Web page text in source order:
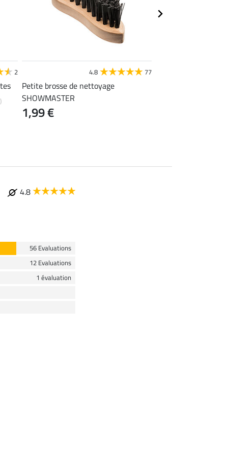
2 4.8 77
Petite brosse de nettoyage
SHOWMASTER
1,99 €
4.8
56 Evaluations
12 Evaluations
1 évaluation